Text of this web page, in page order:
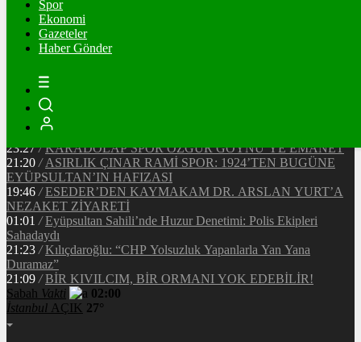
Spor
Ekonomi
Gazeteler
Haber Gönder
20:37 / CHP EYÜPSULTAN İLÇE ÖRGÜTÜ ÜYELERİ
/ MHP EYÜPSULTAN TEŞKİLATI’NIN ACI GÜNÜ
13:33
/ BAŞKAN DR. MİTHAT BÜLENT ÖZMEN’DEN
KAMUOYUNA AÇIKLAMA
Makyaj Sanatçısı Uzay Damla Yıldız, Uluslararası
Başarılarıyla Türkiye’yi Temsil Ediyor
23:27 / KARADOLAP SPOR ÖZGÜR GÖYNÜ’YE EMANET
21:20 / ASIRLIK ÇINAR RAMİ SPOR: 1924’TEN BUGÜNE
EYÜPSULTAN’IN HAFIZASI
19:46 / ESEDER’DEN KAYMAKAM DR. ARSLAN YURT’A
NEZAKET ZİYARETİ
01:01 / Eyüpsultan Sahili’nde Huzur Denetimi: Polis Ekipleri
Sahadaydı
21:23 / Kılıçdaroğlu: “CHP Yolsuzluk Yapanlarla Yan Yana
Duramaz”
21:09 / BİR KIVILCIM, BİR ORMANI YOK EDEBİLİR!
Sabah Vakti
02:00
İstanbul AÇIK 27°